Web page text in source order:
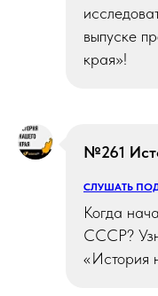
выпуске
края»!
№261
СЛУШАТЬ
Когда
СССР?
«История